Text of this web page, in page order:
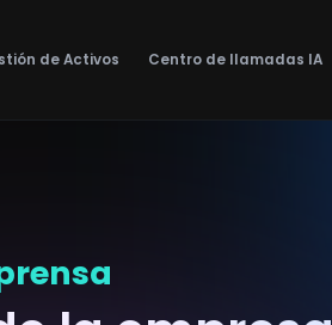
de Activos Centro de llamadas IA